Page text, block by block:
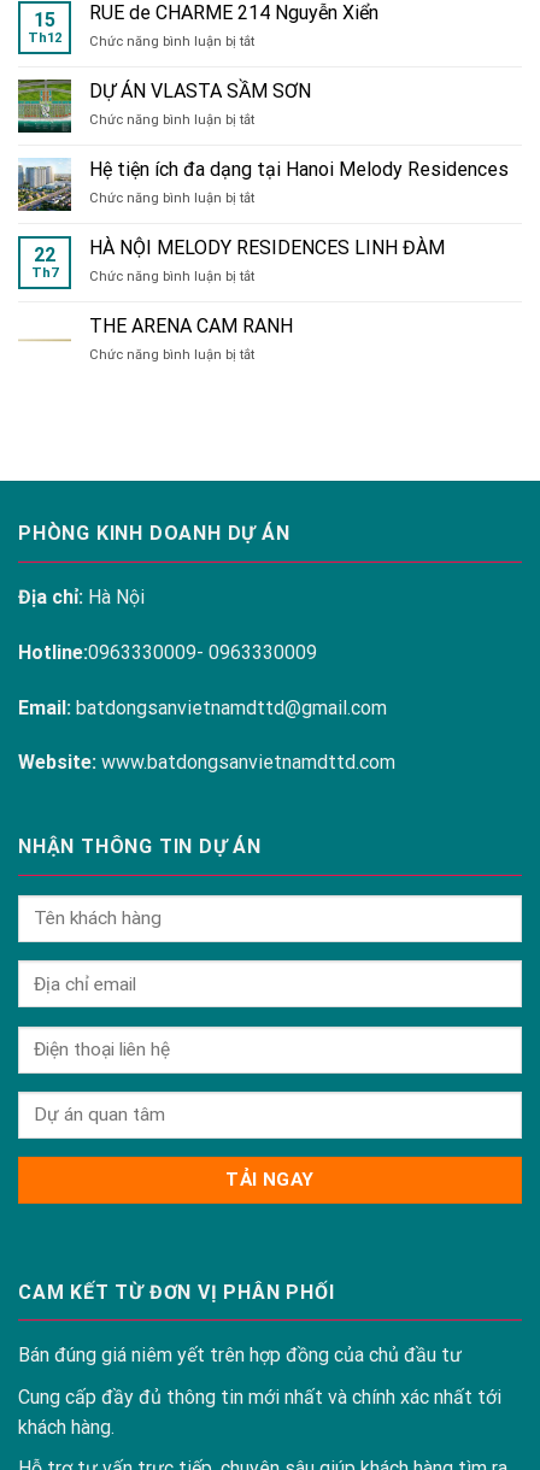
15
Th12
RUE de CHARME 214 Nguyễn Xiển
Chức năng bình luận bị tắtở
de
CHARME
214
Xiển
DỰ ÁN VLASTA SẦM SƠN
Chức năng bình luận bị tắtở
ÁN
VLASTA
SẦM
Hệ tiện ích đa dạng tại Hanoi Melody Residences
Chức năng bình luận bị tắtở
tiện
ích
đa
tại
Melody
22
Th7
HÀ NỘI MELODY RESIDENCES LINH ĐÀM
Chức năng bình luận bị tắtở
NỘI
MELODY
RESIDENCES
THE ARENA CAM RANH
Chức năng bình luận bị tắtở
PHÒNG KINH DOANH DỰ ÁN
Địa chỉ: Hà Nội
Hotline:0963330009- 0963330009
Email: batdongsanvietnamdttd@gmail.com
Website: www.batdongsanvietnamdttd.com
NHẬN THÔNG TIN DỰ ÁN
CAM KẾT TỪ ĐƠN VỊ PHÂN PHỐI
Bán đúng giá niêm yết trên hợp đồng của chủ đầu tư
Cung cấp đầy đủ thông tin mới nhất và chính xác nhất tới
khách hàng.